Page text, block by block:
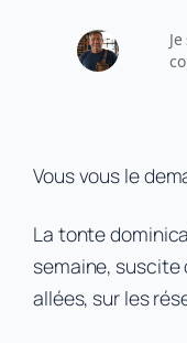
Vous vous le
La tonte
semaine, suscite
allées, sur les